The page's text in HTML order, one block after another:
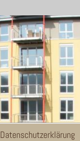
Datenschutzerklärung